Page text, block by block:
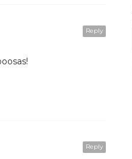
Reply
Reply